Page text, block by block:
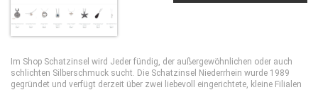
Im Shop Schatzinsel wird Jeder fündig, der außergewöhnlichen oder auch
schlichten Silberschmuck sucht. Die Schatzinsel Niederrhein wurde 1989
gegründet und verfügt derzeit über zwei liebevoll eingerichtete, kleine Filialen